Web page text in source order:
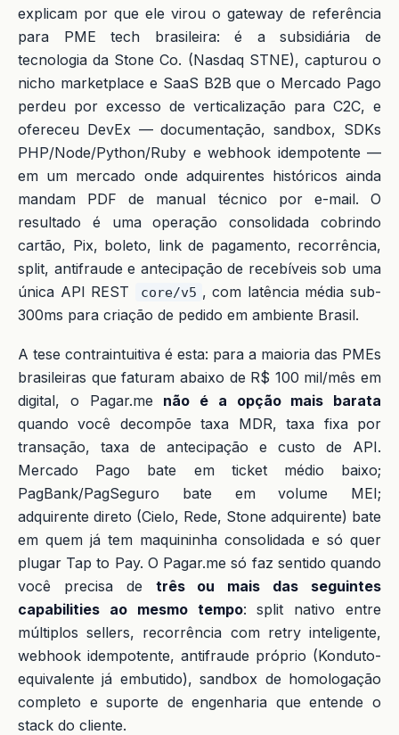
explicam por que ele virou o gateway de referência
para PME tech brasileira: é a subsidiária de
tecnologia da Stone Co. (Nasdaq STNE), capturou o
nicho marketplace e SaaS B2B que o Mercado Pago
perdeu por excesso de verticalização para C2C, e
ofereceu DevEx — documentação, sandbox, SDKs
PHP/Node/Python/Ruby e webhook idempotente —
em um mercado onde adquirentes históricos ainda
mandam PDF de manual técnico por e-mail. O
resultado é uma operação consolidada cobrindo
cartão, Pix, boleto, link de pagamento, recorrência,
split, antifraude e antecipação de recebíveis sob uma
única API REST
core/v5 , com latência média sub-
300ms para criação de pedido em ambiente Brasil.
A tese contraintuitiva é esta: para a maioria das PMEs
brasileiras que faturam abaixo de R$ 100 mil/mês em
digital, o Pagar.me não é a opção mais barata
quando você decompõe taxa MDR, taxa fixa por
transação, taxa de antecipação e custo de API.
Mercado Pago bate em ticket médio baixo;
PagBank/PagSeguro bate em volume MEI;
adquirente direto (Cielo, Rede, Stone adquirente) bate
em quem já tem maquininha consolidada e só quer
plugar Tap to Pay. O Pagar.me só faz sentido quando
você precisa de três ou mais das seguintes
capabilities ao mesmo tempo: split nativo entre
múltiplos sellers, recorrência com retry inteligente,
webhook idempotente, antifraude próprio (Konduto-
equivalente já embutido), sandbox de homologação
completo e suporte de engenharia que entende o
stack do cliente.